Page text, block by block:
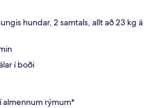
hundar, 2 samtals, allt að 23 kg á
í boði
almennum rýmum*